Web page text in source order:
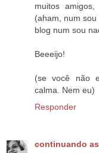
muitos
(aham, num
blog num sou
Beeeijo!
(se você não
calma. Nem eu)
Responder
continuando